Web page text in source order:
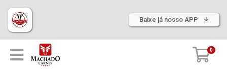
Baixe já nosso APP
0